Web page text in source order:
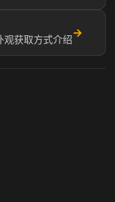
观获取方式介绍
→